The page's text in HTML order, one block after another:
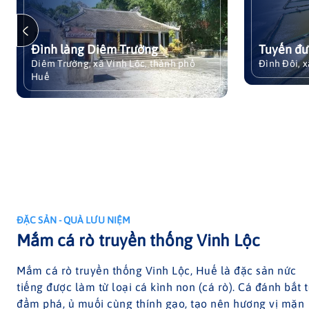
tại
nằm
Tuyến đường Đập Tây
Đình Đôi, xã Vinh Lộc, thành phố Huế
Đập Tây: Tuyến giao thông - Thủy
lợi đặc thù và cung đường di sản
ven đầm phá Cầu Hai (Từ Vinh
Hiền nối dài Đình Đôi - Vinh
Hưng)
Xem chi tiết
ĐẶC SẢN - QUÀ LƯU NIỆM
HOA SEN QUÁN – HƯƠNG VỊ CHAY
GIỮA LÒNG LÀNG QUÊ
ĐẶC SẢN - QUÀ LƯU NIỆM
Mắm cá rò truyền thống Vinh Lộc
Mắm cá rò truyền thống Vinh Lộc, Huế là đặc sản nức
tiếng được làm từ loại cá kình non (cá rò). Cá đánh bắt
đầm phá, ủ muối cùng thính gạo, tạo nên hương vị mặn
ĐẶC SẢN - QUÀ LƯU NIỆM
Hoa súng Hoàng Khanh
ĐẶC SẢN - QUÀ LƯU NIỆM
Dầu lạc hữu cơ Mỹ Á
ĐẶC SẢN - QUÀ LƯU NIỆM
Bột sắn dây Mỹ Lợi